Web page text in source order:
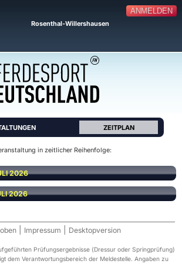
ANMELDEN
Rosenthal-Willershausen
ZEITPLAN
in zeitlicher Reihenfolge:
2026
2026
Impressum Desktopversion
Prüfungsergebnisse (Dressur oder Springprüfung)
dem Verantwortungsbereich der Meldestelle. Angaben zu